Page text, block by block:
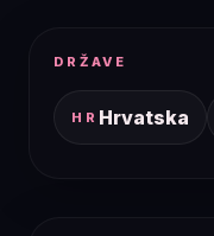
DRŽAVE
HR Hrvatska